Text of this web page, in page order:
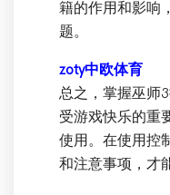
籍的作用和影响
题。
zoty中欧体育
总之，掌握巫师
受游戏快乐的重
使用。在使用控
和注意事项，才